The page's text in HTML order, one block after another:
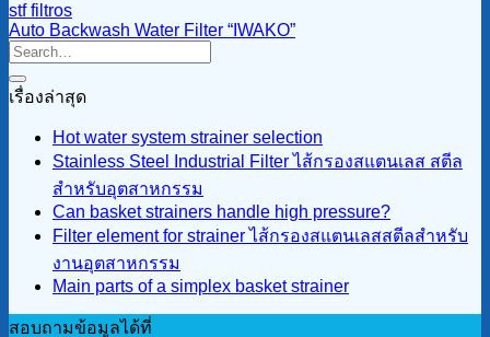
stf filtros
Auto Backwash Water Filter “IWAKO”
เรื่องล่าสุด
Hot water system strainer selection
Stainless Steel Industrial Filter ไส้กรองสแตนเลส สตีล
สำหรับอุตสาหกรรม
Can basket strainers handle high pressure?
Filter element for strainer ไส้กรองสแตนเลสสตีลสำหรับ
งานอุตสาหกรรม
Main parts of a simplex basket strainer
สอบถามข้อมูลได้ที่